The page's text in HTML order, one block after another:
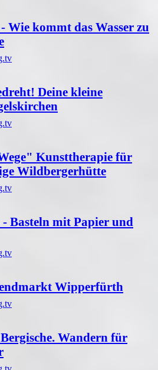
Wie kommt das Wasser zu
Deine kleine
Kunsttherapie für
Wildbergerhütte
Basteln mit Papier und
Wipperfürth
Wandern für